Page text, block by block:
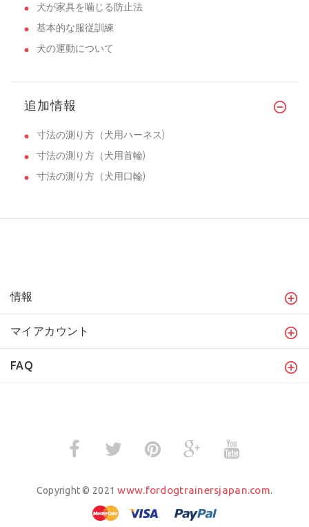
犬が家具を噛じる防止法
基本的な服従訓練
犬の運動について
追加情報
寸法の測り方（犬用ハーネス)
寸法の測り方（犬用首輪)
寸法の測り方（犬用口輪)
情報
マイアカウント
FAQ
Copyright © 2021www.fordogtrainersjapan.com.